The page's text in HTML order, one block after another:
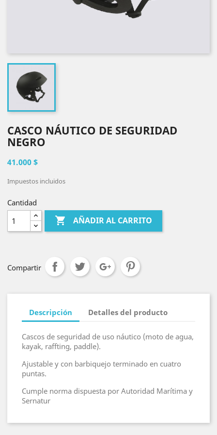
CASCO NÁUTICO DE SEGURIDAD
NEGRO
41.000 $
Impuestos incluidos
Cantidad
 AÑADIR AL CARRITO
Compartir
Descripción Detalles del producto
Cascos de seguridad de uso náutico (moto de agua,
kayak, raffting, paddle).
Ajustable y con barbiquejo terminado en cuatro
puntas.
Cumple norma dispuesta por Autoridad Marítima y
Sernatur